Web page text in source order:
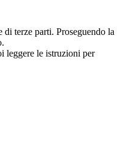
terze parti. Proseguendo la
leggere le istruzioni per